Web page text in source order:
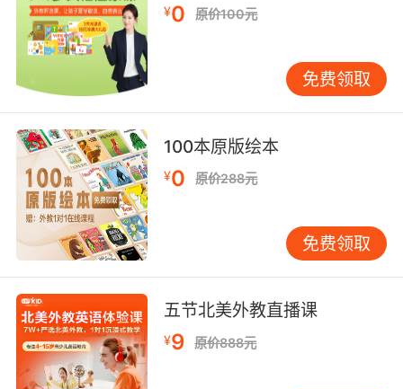
¥0 原价100元
免费领取
100本原版绘本
¥0 原价288元
免费领取
五节北美外教直播课
¥9 原价888元